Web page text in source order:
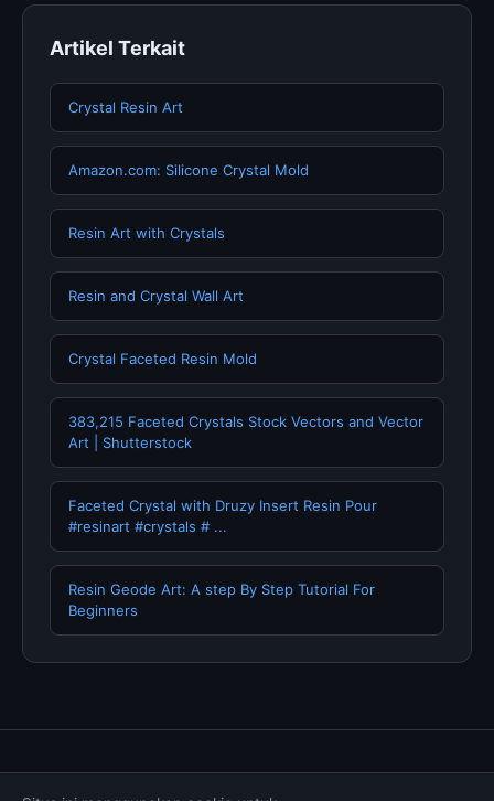
Artikel Terkait
Crystal Resin Art
Amazon.com: Silicone Crystal Mold
Resin Art with Crystals
Resin and Crystal Wall Art
Crystal Faceted Resin Mold
383,215 Faceted Crystals Stock Vectors and Vector
Art | Shutterstock
Faceted Crystal with Druzy Insert Resin Pour
#resinart #crystals # ...
Resin Geode Art: A step By Step Tutorial For
Beginners